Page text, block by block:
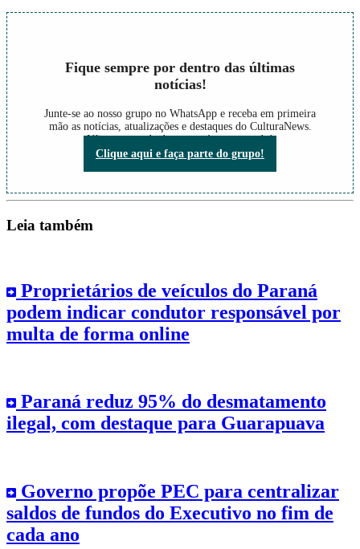
Fique sempre por dentro das últimas
notícias!
Junte-se ao nosso grupo no WhatsApp e receba em primeira
mão as notícias, atualizações e destaques do CulturaNews.
Não perca nada do que está acontecendo!
Clique aqui e faça parte do grupo!
Leia também
Proprietários de veículos do Paraná
podem indicar condutor responsável por
multa de forma online
Paraná reduz 95% do desmatamento
ilegal, com destaque para Guarapuava
Governo propõe PEC para centralizar
saldos de fundos do Executivo no fim de
cada ano